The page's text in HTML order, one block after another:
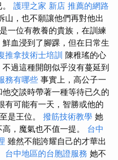
護理之家 新店 推薦的網路
山，也不願讓他們再對他出
一位有教養的貴族，在訓練
血浸到了腳踝，但在日常生
推拿技術士培訓 陳稚瑤的心
過這種開朗似乎沒有蔓延到
務有哪些 事實上，高公子一
交談時帶著一種等待已久的
有可能有一天，智勝或他的
是王位。 撥筋技術教學 她
，魔氣也不值一提。 台中
雖然不能誇耀自己的才華出
台中地區的台胞證服務 她不